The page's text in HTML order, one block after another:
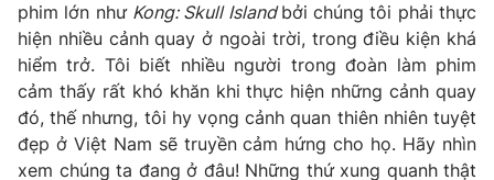
VTV Sức khoẻ Bất động sản
Thị trường 24h Tấm lòng Việt
VTV4 Vươn mình bằng AI
phim lớn như Kong: Skull Islandbởi chúng tôi phải thực
hiện nhiều cảnh quay ở ngoài trời, trong điều kiện khá
hiểm trở. Tôi biết nhiều người trong đoàn làm phim
cảm thấy rất khó khăn khi thực hiện những cảnh quay
đó, thế nhưng, tôi hy vọng cảnh quan thiên nhiên tuyệt
đẹp ở Việt Nam sẽ truyền cảm hứng cho họ. Hãy nhìn
xem chúng ta đang ở đâu! Những thứ xung quanh thật